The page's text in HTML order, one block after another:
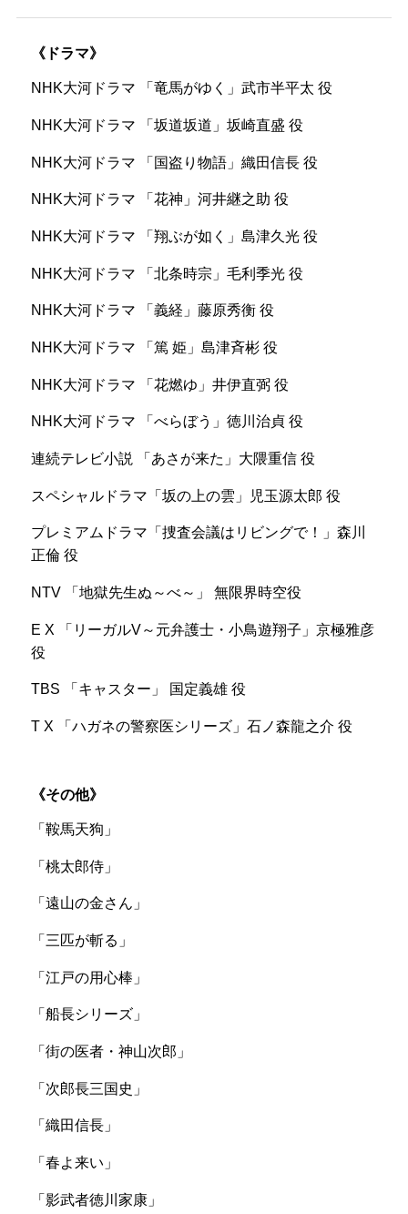
四代目中村梅玉さんの襲名をNHKに残る貴重な
▽神田伯山さん
2026
08.21
レギュラーテレビ
NHKEテレ 21:00 -21:30
2026
08.28
NHKEテレ 21:00 -21:30
ドラマ
NHK大河ドラマ 「竜馬がゆく」武市半平太 役
NHK大河ドラマ 「坂道坂道」坂崎直盛 役
NHK大河ドラマ 「国盗り物語」織田信長 役
NHK大河ドラマ 「花神」河井継之助 役
NHK大河ドラマ 「翔ぶが如く」島津久光 役
NHK大河ドラマ 「北条時宗」毛利季光 役
NHK大河ドラマ 「義経」藤原秀衡 役
NHK大河ドラマ 「篤 姫」島津斉彬 役
NHK大河ドラマ 「花燃ゆ」井伊直弼 役
NHK大河ドラマ 「べらぼう」徳川治貞 役
連続テレビ小説 「あさが来た」大隈重信 役
スペシャルドラマ「坂の上の雲」児玉源太郎 役
プレミアムドラマ「捜査会議はリビングで！」森川
正倫 役
NTV 「地獄先生ぬ～べ～」 無限界時空役
E X 「リーガルV～元弁護士・小鳥遊翔子」京極雅彦
役
TBS 「キャスター」 国定義雄 役
T X 「ハガネの警察医シリーズ」石ノ森龍之介 役
その他
「鞍馬天狗」
「桃太郎侍」
「遠山の金さん」
「三匹が斬る」
「江戸の用心棒」
「船長シリーズ」
「街の医者・神山次郎」
「次郎長三国史」
「織田信長」
「春よ来い」
「影武者徳川家康」